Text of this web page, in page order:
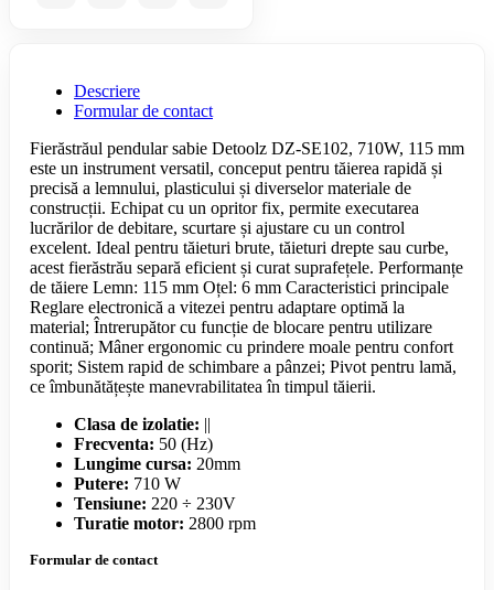
Descriere
Formular de contact
Fierăstrăul pendular sabie Detoolz DZ-SE102, 710W, 115 mm
este un instrument versatil, conceput pentru tăierea rapidă și
precisă a lemnului, plasticului și diverselor materiale de
construcții. Echipat cu un opritor fix, permite executarea
lucrărilor de debitare, scurtare și ajustare cu un control
excelent. Ideal pentru tăieturi brute, tăieturi drepte sau curbe,
acest fierăstrău separă eficient și curat suprafețele. Performanțe
de tăiere Lemn: 115 mm Oțel: 6 mm Caracteristici principale
Reglare electronică a vitezei pentru adaptare optimă la
material; Întrerupător cu funcție de blocare pentru utilizare
continuă; Mâner ergonomic cu prindere moale pentru confort
sporit; Sistem rapid de schimbare a pânzei; Pivot pentru lamă,
ce îmbunătățește manevrabilitatea în timpul tăierii.
Clasa de izolatie: ||
Frecventa: 50 (Hz)
Lungime cursa: 20mm
Putere: 710 W
Tensiune: 220 ÷ 230V
Turatie motor: 2800 rpm
Formular de contact